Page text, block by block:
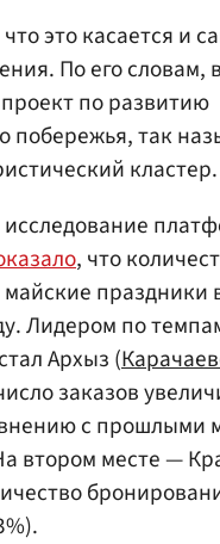
это касается и
По его словам,
по развитию
побережья, так
кластер.
, что
майские праздники
Лидером по
Архыз (
заказов
с прошлыми
втором месте —